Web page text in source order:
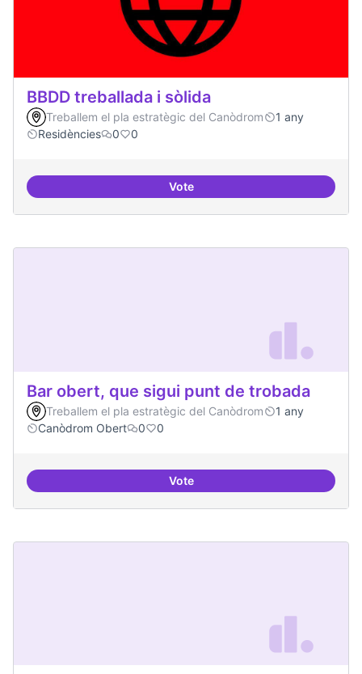
BBDD treballada i sòlida
Treballem el pla estratègic del Canòdrom
1 any
Residències
0 0
VoteBBDD treballada i sòlida
Bar obert, que sigui punt de trobada
Treballem el pla estratègic del Canòdrom
1 any
Canòdrom Obert
0 0
VoteBar obert, que sigui punt de